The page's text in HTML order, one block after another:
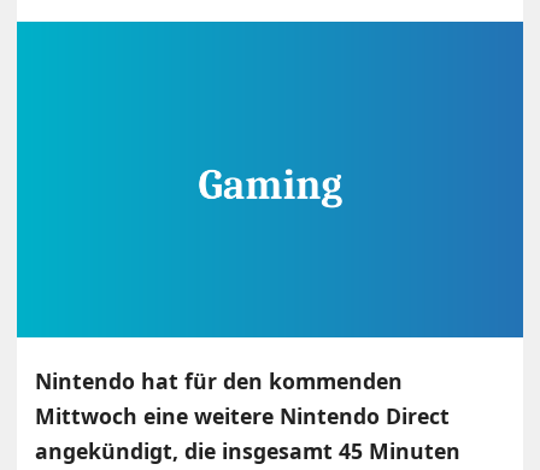
Nintendo hat für den kommenden
Mittwoch eine weitere Nintendo Direct
angekündigt, die insgesamt 45 Minuten